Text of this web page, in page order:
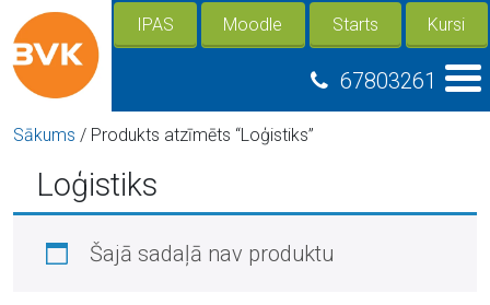
67803261
IPAS Moodle Starts Kursi
Sākums / Produkts atzīmēts “Loģistiks”
Loģistiks
Šajā sadaļā nav produktu